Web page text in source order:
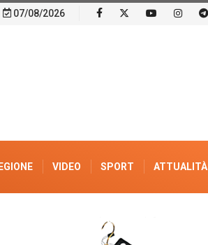
07/08/2026
VIDEO SPORT ATTUALITÀ
PUBBLICITÀ ELETTORALE